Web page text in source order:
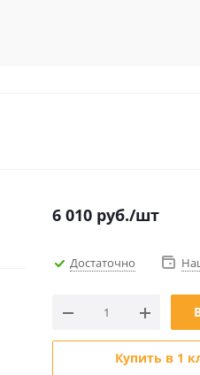
6 010 руб./шт
Достаточно
Купить в 1